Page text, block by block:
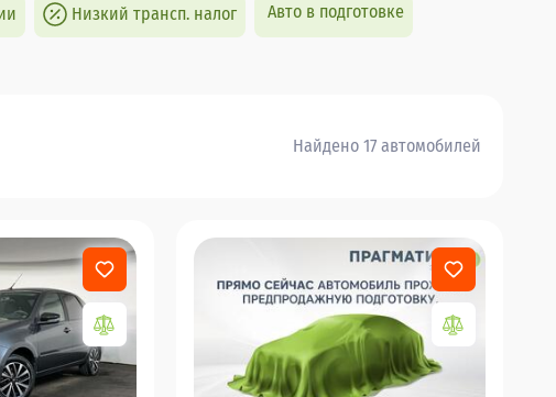
Низкий трансп. налог Авто в подготовке
Найдено 17 автомобилей